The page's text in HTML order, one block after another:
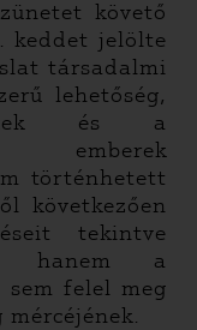
követő
keddet jelölte
társadalmi
lehetőség,
és a
emberek
történhetett
következően
tekintve
hanem a
felel meg